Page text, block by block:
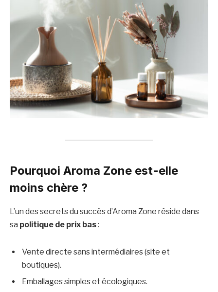
Pourquoi Aroma Zone est-elle
moins chère ?
L’un des secrets du succès d’Aroma Zone réside dans
sa politique de prix bas:
Vente directe sans intermédiaires (site et
boutiques).
Emballages simples et écologiques.